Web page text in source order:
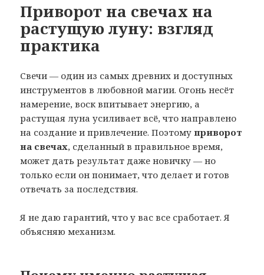
Приворот на свечах на
растущую луну: взгляд
практика
Свечи — один из самых древних и доступных
инструментов в любовной магии. Огонь несёт
намерение, воск впитывает энергию, а
растущая луна усиливает всё, что направлено
на создание и привлечение. Поэтомуприворот
на свечах, сделанный в правильное время,
может дать результат даже новичку — но
только если он понимает, что делает и готов
отвечать за последствия.
Я не даю гарантий, что у вас все сработает. Я
объясняю механизм.